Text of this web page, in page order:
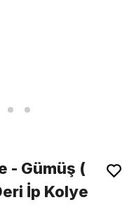
- Gümüş (
İp Kolye